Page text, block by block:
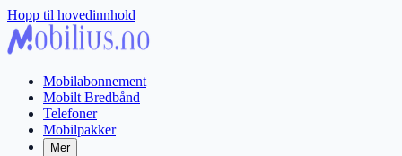
Hopp til hovedinnhold
Mobilabonnement
Mobilt Bredbånd
Telefoner
Mobilpakker
Mer